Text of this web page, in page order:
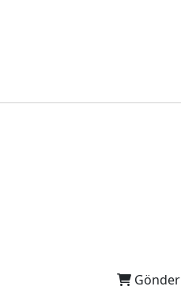
Gönder